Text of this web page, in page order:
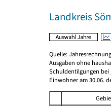
Landkreis
Quelle:
Ausgaben ohne
Schuldentilgungen bei
Einwohner am 30.06.